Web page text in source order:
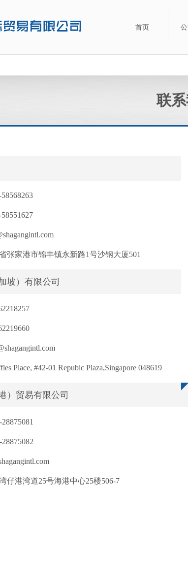
首页
联
张家港市锦丰镇永新路1号沙钢大厦501
坡）有限公司
Place, #42-01 Repubic Plaza,Singapore 048619
）贸易有限公司
仔港湾道25号海港中心25楼506-7